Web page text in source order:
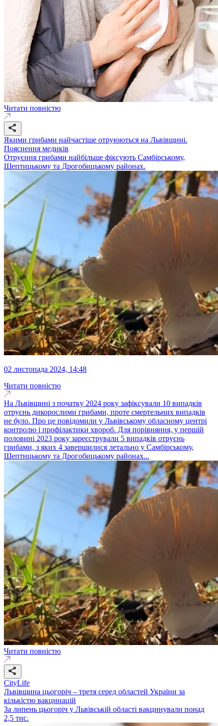
Читати повністю
Якими грибами найчастіше отруюються на Львівщині.
Пояснення медиків
Отруєння грибами найбільше фіксують Самбірському,
Шептицькому та Дрогобицькому районах.
02 листопада 2024, 14:48
Читати повністю
На Львівщині з початку 2024 року зафіксували 10 випадків
отруєнь дикорослими грибами, проте смертельних випадків
не було. Про це повідомили у Львівському обласному центрі
контролю і профілактики хвороб. Для порівняння, у першій
половині 2023 року зареєстрували 5 випадків отруєнь
грибами, з яких 4 завершилися летально у Самбірському,
Шептицькому та Дрогобицькому районах...
Читати повністю
CityLife
Львівщина цьогоріч – третя серед областей України за
кількістю вакцинацій
За липень цьогоріч у Львівській області вакцинували понад
2,5 тис.